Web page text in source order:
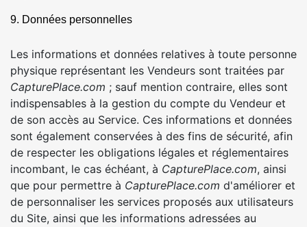
9. Données personnelles
Les informations et données relatives à toute personne
physique représentant les Vendeurs sont traitées par
CapturePlace.com ; sauf mention contraire, elles sont
indispensables à la gestion du compte du Vendeur et
de son accès au Service. Ces informations et données
sont également conservées à des fins de sécurité, afin
de respecter les obligations légales et réglementaires
incombant, le cas échéant, à CapturePlace.com, ainsi
que pour permettre à CapturePlace.com d'améliorer et
de personnaliser les services proposés aux utilisateurs
du Site, ainsi que les informations adressées au